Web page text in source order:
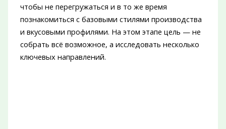
чтобы не перегружаться и в то же время
познакомиться с базовыми стилями производства
и вкусовыми профилями. На этом этапе цель — не
собрать всё возможное, а исследовать несколько
ключевых направлений.